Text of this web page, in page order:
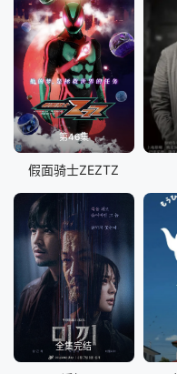
第46集
假面骑士ZEZTZ
全集完结